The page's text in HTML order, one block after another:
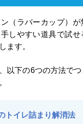
（ラバーカップ）が
しやすい道具で試せ
ます。
以下の6つの方法で
トイレ詰まり解消法